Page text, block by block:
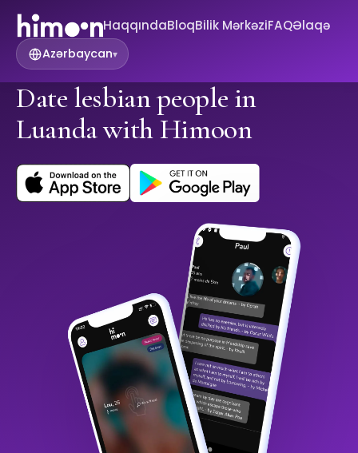
HaqqındaBloqBilik MərkəziFAQƏlaqə
Azərbaycan▾
Date lesbian people in
Luanda with Himoon